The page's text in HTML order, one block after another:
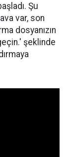
Şu
var, son
dosyanızın
şeklinde